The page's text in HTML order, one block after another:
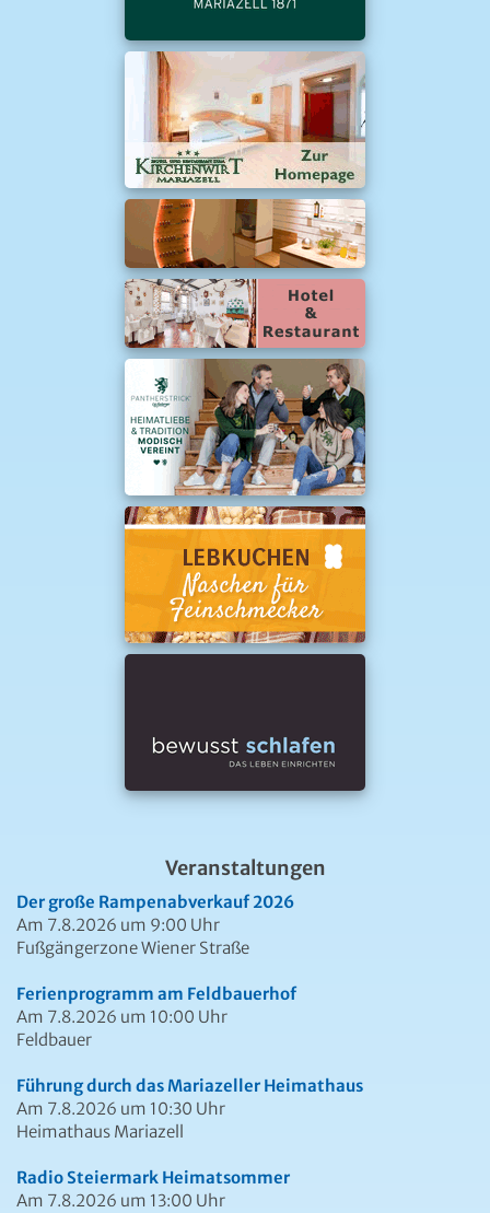
Veranstaltungen
Der große Rampenabverkauf 2026
Am 7.8.2026 um 9:00 Uhr
Fußgängerzone Wiener Straße
Ferienprogramm am Feldbauerhof
Am 7.8.2026 um 10:00 Uhr
Feldbauer
Führung durch das Mariazeller Heimathaus
Am 7.8.2026 um 10:30 Uhr
Heimathaus Mariazell
Radio Steiermark Heimatsommer
Am 7.8.2026 um 13:00 Uhr